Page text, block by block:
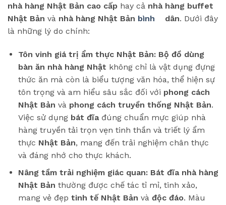
nhà hàng Nhật Bản cao cấp hay cả nhà hàng buffet
Nhật Bản và nhà hàng Nhật Bản bình dân. Dưới đây
là những lý do chính:
Tôn vinh giá trị ẩm thực Nhật Bản: Bộ đồ dùng
bàn ăn nhà hàng Nhật không chỉ là vật dụng đựng
thức ăn mà còn là biểu tượng văn hóa, thể hiện sự
tôn trọng và am hiểu sâu sắc đối với phong cách
Nhật Bản và phong cách truyền thống Nhật Bản.
Việc sử dụng bát đĩađúng chuẩn mực giúp nhà
hàng truyền tải trọn vẹn tinh thần và triết lý ẩm
thực Nhật Bản, mang đến trải nghiệm chân thực
và đáng nhớ cho thực khách.
Nâng tầm trải nghiệm giác quan: Bát đĩa nhà hàng
Nhật Bản thường được chế tác tỉ mỉ, tinh xảo,
mang vẻ đẹp tinh tế Nhật Bản và độc đáo. Màu